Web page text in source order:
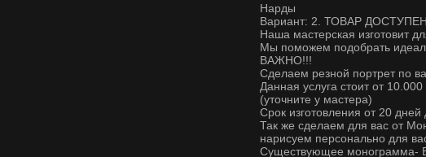
Нарды
Вариант: 2. ТОВАР
Наша мастерская изготовит
Мы поможем подобрать
ВАЖНО!!!
Сделаем резной портрет по
Данная услуга стоит от
(уточните у мастера)
Срок изготовления от 20
Так же сделаем для вас от
нарисуем персонально для
Существующее монограмма-